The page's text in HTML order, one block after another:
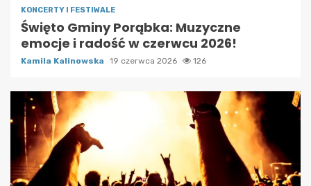
KONCERTY I FESTIWALE
Święto Gminy Porąbka: Muzyczne
emocje i radość w czerwcu 2026!
Kamila Kalinowska 19 czerwca 2026 126